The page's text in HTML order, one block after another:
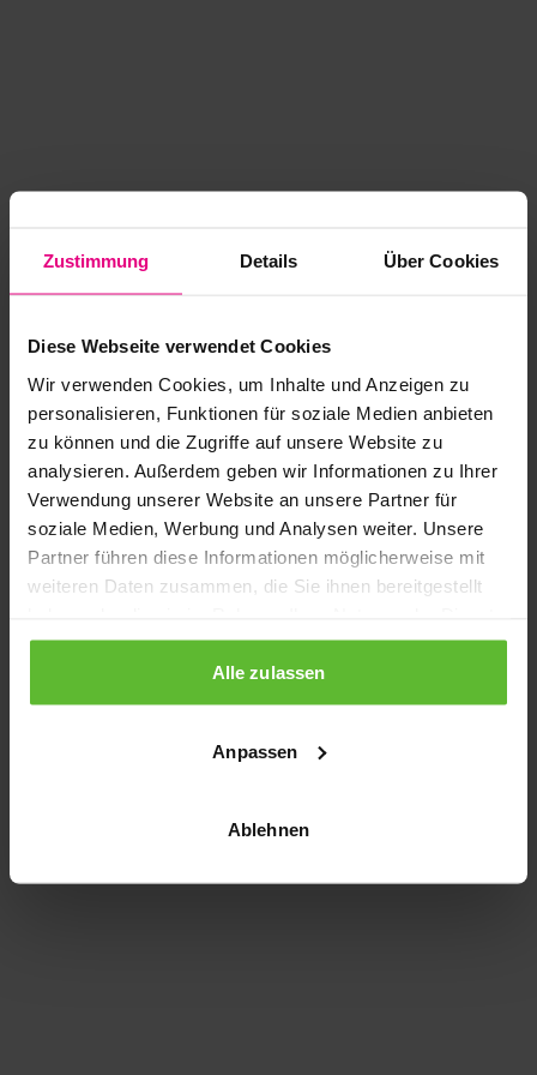
Zustimmung Details Über Cookies
Diese Webseite verwendet Cookies
Wir verwenden Cookies, um Inhalte und Anzeigen zu
personalisieren, Funktionen für soziale Medien anbieten
zu können und die Zugriffe auf unsere Website zu
analysieren. Außerdem geben wir Informationen zu Ihrer
Verwendung unserer Website an unsere Partner für
soziale Medien, Werbung und Analysen weiter. Unsere
Partner führen diese Informationen möglicherweise mit
weiteren Daten zusammen, die Sie ihnen bereitgestellt
gesammelt haben.
Alle zulassen
Anpassen
Ablehnen
Application error: a client-side exception has occurred
loading www.kurzwego.de (see the browser console for more
information).